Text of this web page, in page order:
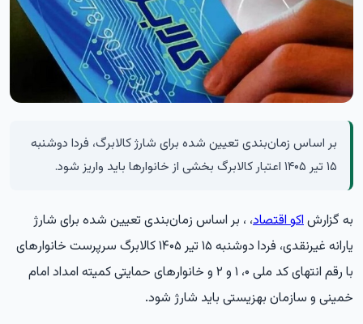
بر اساس زمان‌بندی تعیین شده برای شارژ کالابرگ، فردا دوشنبه
۱۵ تیر ۱۴۰۵ اعتبار کالابرگ بخشی از خانوارها باید واریز شود.
به گزارشاکو اقتصاد، ، بر اساس زمان‌بندی تعیین شده برای شارژ
یارانه غیرنقدی، فردا دوشنبه ۱۵ تیر ۱۴۰۵ کالابرگ سرپرست خانوارهای
با رقم انتهای کد ملی ۰، ۱ و ۲ و خانوارهای حمایتی کمیته امداد امام
خمینی و سازمان بهزیستی باید شارژ شود.